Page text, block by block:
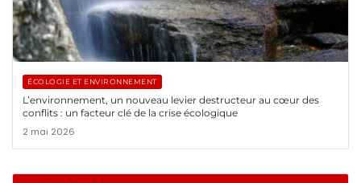
ÉCOLOGIE ET ENVIRONNEMENT
L’environnement, un nouveau levier destructeur au cœur des
conflits : un facteur clé de la crise écologique
2 mai 2026